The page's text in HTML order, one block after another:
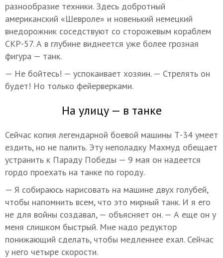
разнообразие техники. Здесь добротный
американский «Шевроле» и новенький немецкий
внедорожник соседствуют со сторожевым кораблем
СКР-57. А в глубине виднеется уже более грозная
фигура — танк.
— Не бойтесь! — успокаивает хозяин. — Стрелять он
будет! Но только фейерверками.
На улицу — в танке
Сейчас копия легендарной боевой машины Т-34 умеет
ездить, но не палить. Эту неполадку Махмуд обещает
устранить к Параду Победы — 9 мая он надеется
гордо проехать на танке по городу.
— Я собираюсь нарисовать на машине двух голубей,
чтобы напомнить всем, что это мирный танк. И я его
не для войны создавал, — объясняет он. — А еще он у
меня слишком быстрый. Мне надо редуктор
понижающий сделать, чтобы медленнее ехал. Сейчас
у него четыре скорости.